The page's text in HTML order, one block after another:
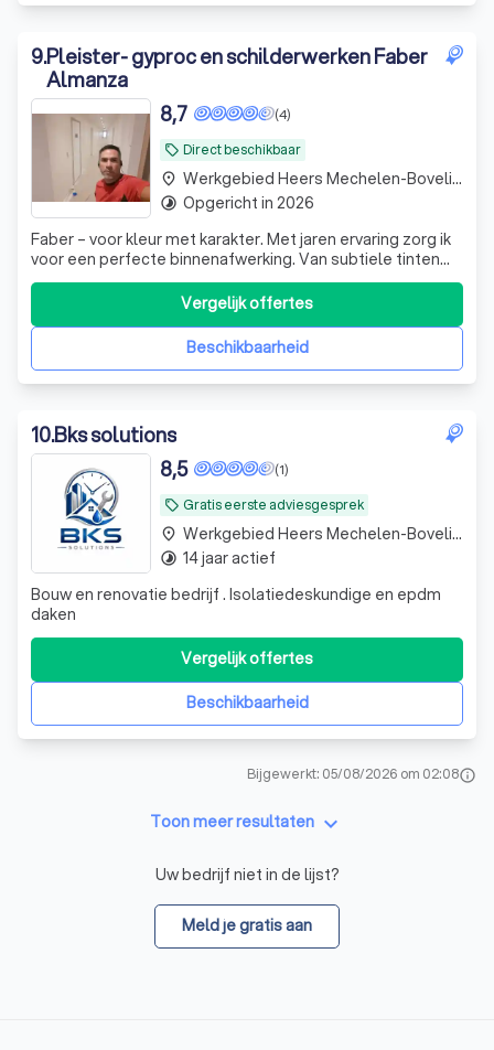
9.Pleister- gyproc en schilderwerken Faber
Almanza
local_offer Direct beschikbaar
(4)
8,7
Faber – voor kleur met karakter. Met jaren ervaring zorg ik
voor een perfecte binnenafwerking. Van subtiele tinten
tot uitgesproken kleuren: elk project krijgt een afwerking
met persoonlijkheid.
Beschikbaarheid
Vergelijk offertes
place Werkgebied Heers Mechelen-Bovelingen
timelapse Opgericht in 2026
10.Bks solutions
local_offer Gratis eerste adviesgesprek
(1)
8,5
Bouw en renovatie bedrijf . Isolatiedeskundige en epdm
daken
Beschikbaarheid
Vergelijk offertes
place Werkgebied Heers Mechelen-Bovelingen
timelapse 14 jaar actief
Bijgewerkt: 05/08/2026 om 02:08info
Toon meer resultaten keyboard_arrow_down
Uw bedrijf niet in de lijst?
Meld je gratis aan